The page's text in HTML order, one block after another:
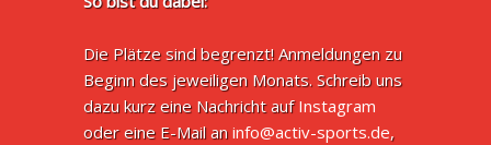
Die Plätze sind begrenzt! Anmeldungen zu
Beginn des jeweiligen Monats. Schreib uns
dazu kurz eine Nachricht aufInstagram
oder eine E-Mail aninfo@activ-sports.de,